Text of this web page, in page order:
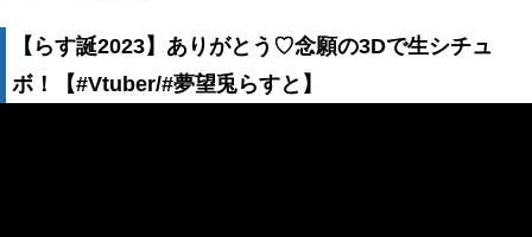
【らす誕2023】ありがとう♡念願の3Dで生シチュ
ボ！【#Vtuber/#夢望兎らすと】